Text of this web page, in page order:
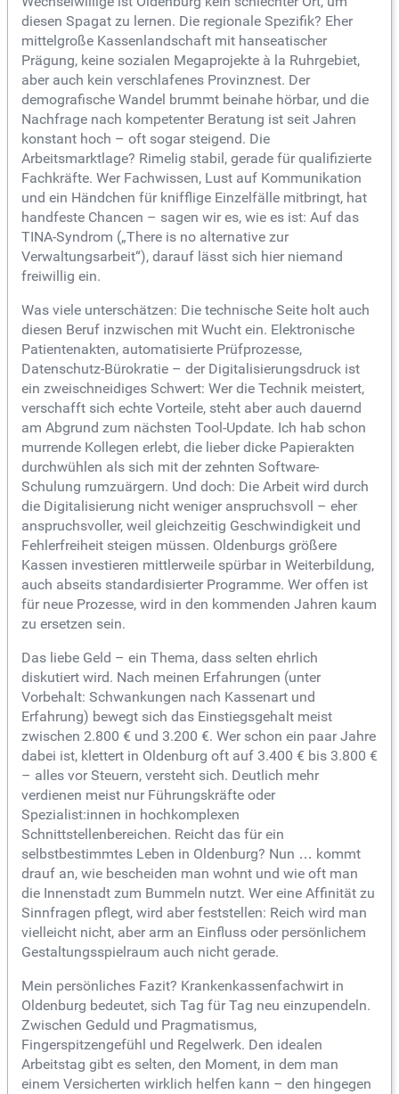
diesen Spagat zu lernen. Die regionale Spezifik? Eher
mittelgroße Kassenlandschaft mit hanseatischer
Prägung, keine sozialen Megaprojekte à la Ruhrgebiet,
aber auch kein verschlafenes Provinznest. Der
demografische Wandel brummt beinahe hörbar, und die
Nachfrage nach kompetenter Beratung ist seit Jahren
konstant hoch – oft sogar steigend. Die
Arbeitsmarktlage? Rimelig stabil, gerade für qualifizierte
Fachkräfte. Wer Fachwissen, Lust auf Kommunikation
und ein Händchen für knifflige Einzelfälle mitbringt, hat
handfeste Chancen – sagen wir es, wie es ist: Auf das
TINA-Syndrom („There is no alternative zur
Verwaltungsarbeit“), darauf lässt sich hier niemand
freiwillig ein.
Was viele unterschätzen: Die technische Seite holt auch
diesen Beruf inzwischen mit Wucht ein. Elektronische
Patientenakten, automatisierte Prüfprozesse,
Datenschutz-Bürokratie – der Digitalisierungsdruck ist
ein zweischneidiges Schwert: Wer die Technik meistert,
verschafft sich echte Vorteile, steht aber auch dauernd
am Abgrund zum nächsten Tool-Update. Ich hab schon
murrende Kollegen erlebt, die lieber dicke Papierakten
durchwühlen als sich mit der zehnten Software-
Schulung rumzuärgern. Und doch: Die Arbeit wird durch
die Digitalisierung nicht weniger anspruchsvoll – eher
anspruchsvoller, weil gleichzeitig Geschwindigkeit und
Fehlerfreiheit steigen müssen. Oldenburgs größere
Kassen investieren mittlerweile spürbar in Weiterbildung,
auch abseits standardisierter Programme. Wer offen ist
für neue Prozesse, wird in den kommenden Jahren kaum
zu ersetzen sein.
Das liebe Geld – ein Thema, dass selten ehrlich
diskutiert wird. Nach meinen Erfahrungen (unter
Vorbehalt: Schwankungen nach Kassenart und
Erfahrung) bewegt sich das Einstiegsgehalt meist
zwischen 2.800 € und 3.200 €. Wer schon ein paar Jahre
dabei ist, klettert in Oldenburg oft auf 3.400 € bis 3.800 €
– alles vor Steuern, versteht sich. Deutlich mehr
verdienen meist nur Führungskräfte oder
Spezialist:innen in hochkomplexen
Schnittstellenbereichen. Reicht das für ein
selbstbestimmtes Leben in Oldenburg? Nun … kommt
drauf an, wie bescheiden man wohnt und wie oft man
die Innenstadt zum Bummeln nutzt. Wer eine Affinität zu
Sinnfragen pflegt, wird aber feststellen: Reich wird man
vielleicht nicht, aber arm an Einfluss oder persönlichem
Gestaltungsspielraum auch nicht gerade.
Mein persönliches Fazit? Krankenkassenfachwirt in
Oldenburg bedeutet, sich Tag für Tag neu einzupendeln.
Zwischen Geduld und Pragmatismus,
Fingerspitzengefühl und Regelwerk. Den idealen
Arbeitstag gibt es selten, den Moment, in dem man
einem Versicherten wirklich helfen kann – den hingegen